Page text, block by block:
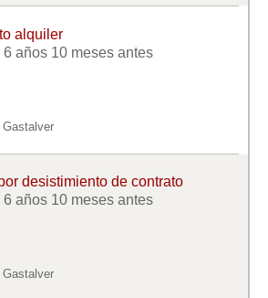
alquiler
años 10 meses antes
Gastalver
desistimiento de contrato
años 10 meses antes
Gastalver